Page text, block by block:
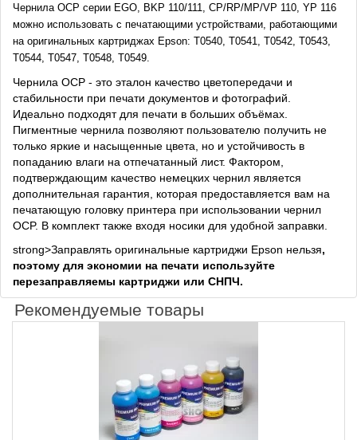
Чернила OCP серии EGO, BKP 110/111, CP/RP/MP/VP 110, YP 116
можно использовать с печатающими устройствами, работающими
на оригинальных картриджах Epson: T0540, T0541, T0542, T0543,
T0544, T0547, T0548, T0549.
Чернила OCP - это эталон качество цветопередачи и
стабильности при печати документов и фотографий.
Идеально подходят для печати в больших объёмах.
Пигментные чернила позволяют пользователю получить не
только яркие и насыщенные цвета, но и устойчивость в
попаданию влаги на отпечатанный лист. Фактором,
подтверждающим качество немецких чернил является
дополнительная гарантия, которая предоставляется вам на
печатающую головку принтера при использовании чернил
OCP. В комплект также входя носики для удобной заправки.
strong>Заправлять оригинальные картриджи Epson нельзя,
поэтому для экономии на печати используйте
перезаправляемы картриджи или СНПЧ.
Рекомендуемые товары